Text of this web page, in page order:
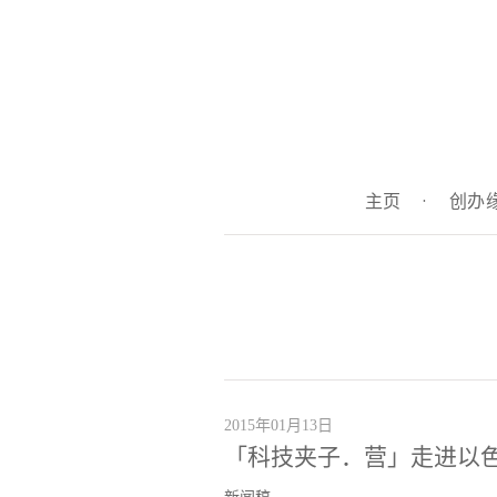
主页 · 创办
2015年01月13日
「科技夹子．营」走进